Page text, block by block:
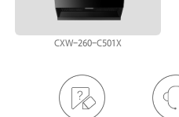
CXW-260-C501X